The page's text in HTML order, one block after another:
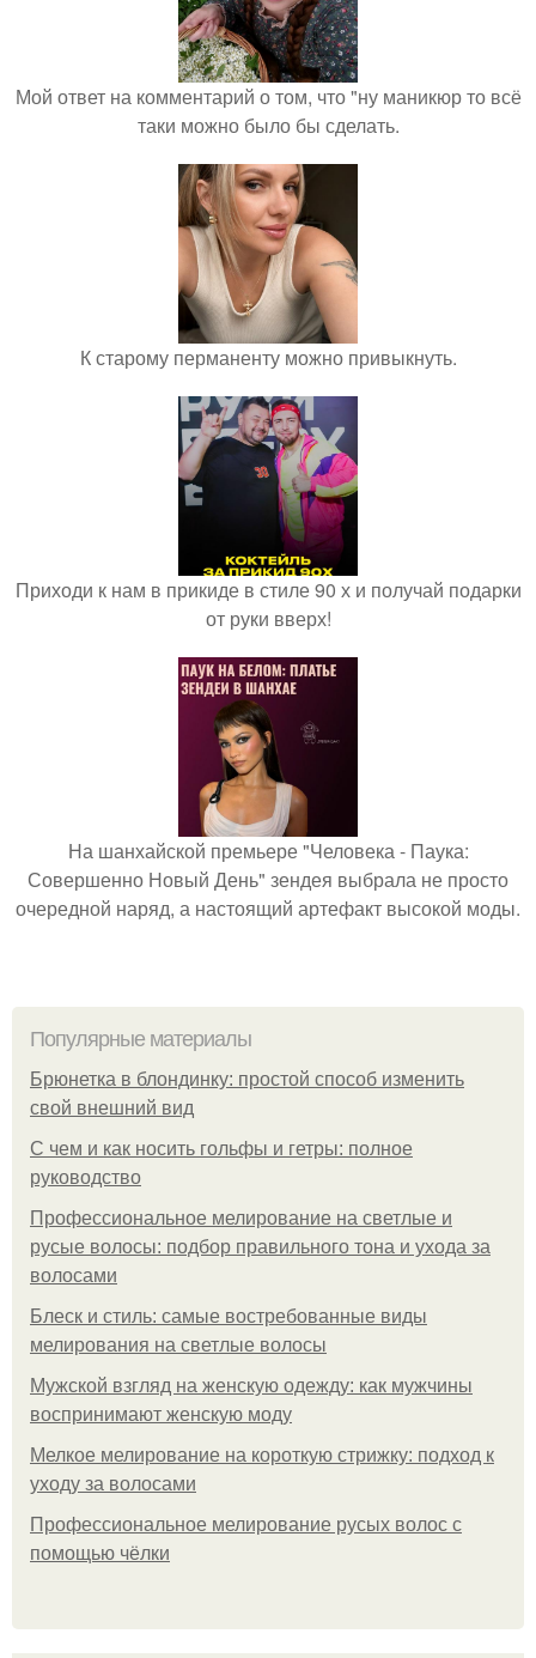
Мой ответ на комментарий о том, что "ну маникюр то всё
таки можно было бы сделать.
К старому перманенту можно привыкнуть.
Приходи к нам в прикиде в стиле 90 х и получай подарки
от руки вверх!
На шанхайской премьере "Человека - Паука:
Совершенно Новый День" зендея выбрала не просто
очередной наряд, а настоящий артефакт высокой моды.
Популярные материалы
Брюнетка в блондинку: простой способ изменить
свой внешний вид
С чем и как носить гольфы и гетры: полное
руководство
Профессиональное мелирование на светлые и
русые волосы: подбор правильного тона и ухода за
волосами
Блеск и стиль: самые востребованные виды
мелирования на светлые волосы
Мужской взгляд на женскую одежду: как мужчины
воспринимают женскую моду
Мелкое мелирование на короткую стрижку: подход к
уходу за волосами
Профессиональное мелирование русых волос с
помощью чёлки